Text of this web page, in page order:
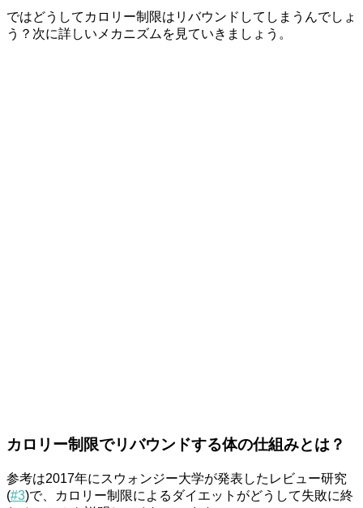
ではどうしてカロリー制限はリバウンドしてしまうんでしょ
う？次に詳しいメカニズムを見ていきましょう。
カロリー制限でリバウンドする体の仕組みとは？
参考は2017年にスウォンジー大学が発表したレビュー研究
(#3)で、カロリー制限によるダイエットがどうして失敗に終